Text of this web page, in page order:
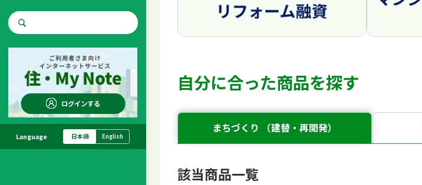
調査・研究
ログインする
Language English
日本語
自分に合った商品を探す
まちづくり （建替・再開発）
該当商品一覧